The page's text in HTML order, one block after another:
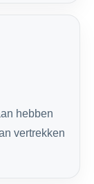
hebben
vertrekken